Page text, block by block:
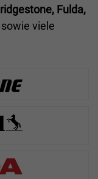
Fulda,
sowie viele